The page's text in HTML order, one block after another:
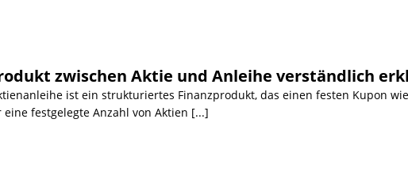
zwischen Aktie und Anleihe verständlich
ist ein strukturiertes Finanzprodukt, das einen festen Kupon
festgelegte Anzahl von Aktien [...]